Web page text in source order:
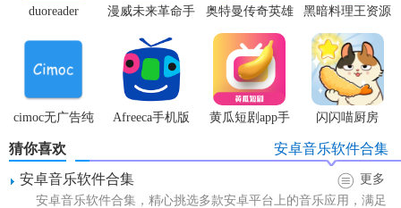
duoreader
漫威未来革命手
奥特曼传奇英雄
体验服
黑暗料理王资源
无限
cimoc无广告纯
净版
Afreeca手机版
黄瓜短剧app手
闪闪喵厨房
猜你喜欢
安卓音乐软件合集
安卓音乐软件合集
更多
安卓音乐软件合集，精心挑选多款安卓平台上的音乐应用，满足